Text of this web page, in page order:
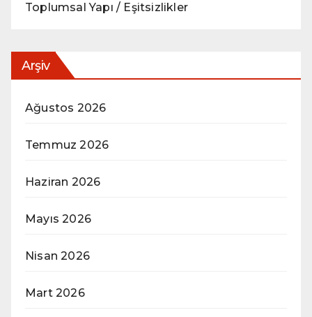
Toplumsal Yapı / Eşitsizlikler
Arşiv
Ağustos 2026
Temmuz 2026
Haziran 2026
Mayıs 2026
Nisan 2026
Mart 2026